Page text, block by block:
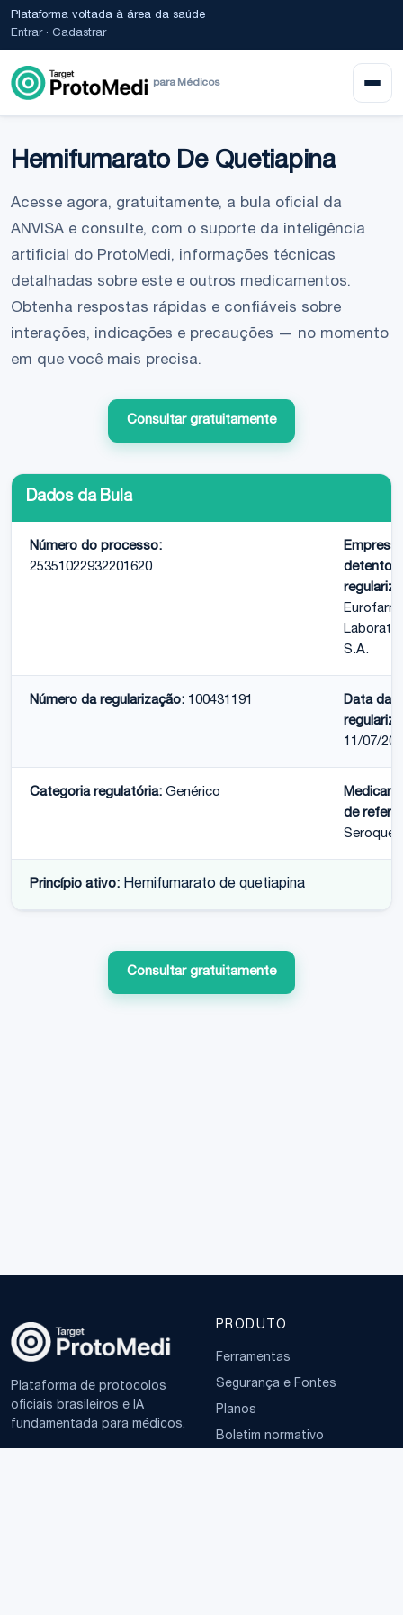
Plataforma voltada à área da saúde
Entrar· Cadastrar
para Médicos
Hemifumarato De Quetiapina
Acesse agora, gratuitamente, a bula oficial da
ANVISA e consulte, com o suporte da inteligência
artificial do ProtoMedi, informações técnicas
detalhadas sobre este e outros medicamentos.
Obtenha respostas rápidas e confiáveis sobre
interações, indicações e precauções — no momento
em que você mais precisa.
Consultar gratuitamente
Dados da Bula
Número do processo:
25351022932201620
Empresa
S.A.
Número da regularização: 100431191
Data da
11/07/
Categoria regulatória: Genérico
de
Seroquel
Princípio ativo: Hemifumarato de quetiapina
Consultar gratuitamente
Plataforma de protocolos
oficiais brasileiros e IA
fundamentada para médicos.
PRODUTO
Ferramentas
Segurança e Fontes
Planos
Boletim normativo